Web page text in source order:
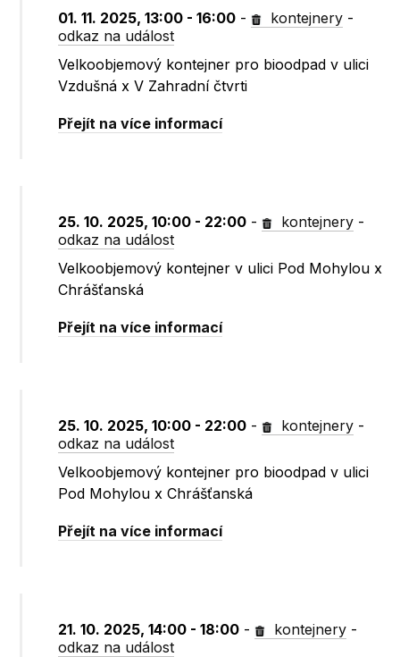
01. 11. 2025, 13:00 - 16:00 - kontejnery -
odkaz na událost
Velkoobjemový kontejner pro bioodpad v ulici
Vzdušná x V Zahradní čtvrti
Přejít na více informací
25. 10. 2025, 10:00 - 22:00 - kontejnery -
odkaz na událost
Velkoobjemový kontejner v ulici Pod Mohylou x
Chrášťanská
Přejít na více informací
25. 10. 2025, 10:00 - 22:00 - kontejnery -
odkaz na událost
Velkoobjemový kontejner pro bioodpad v ulici
Pod Mohylou x Chrášťanská
Přejít na více informací
21. 10. 2025, 14:00 - 18:00 - kontejnery -
odkaz na událost